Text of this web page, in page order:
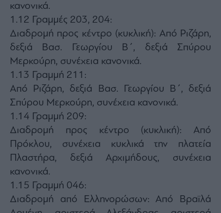
κανονικά.
1.12 Γραμμές 203, 204:
Διαδρομή προς κέντρο (κυκλική): Από Ριζάρη,
δεξιά Βασ. Γεωργίου Β΄, δεξιά Σπύρου
Μερκούρη, συνέχεια κανονικά.
1.13 Γραμμή 211:
Από Ριζάρη, δεξιά Βασ. Γεωργίου Β΄, δεξιά
Σπύρου Μερκούρη, συνέχεια κανονικά.
1.14 Γραμμή 209:
Διαδρομή προς κέντρο (κυκλική): Από
Πρόκλου, συνέχεια κυκλικά την πλατεία
Πλαστήρα, δεξιά Αρχιμήδους, συνέχεια
κανονικά.
1.15 Γραμμή 046:
Διαδρομή από Ελληνορώσων: Από Βραϊλά